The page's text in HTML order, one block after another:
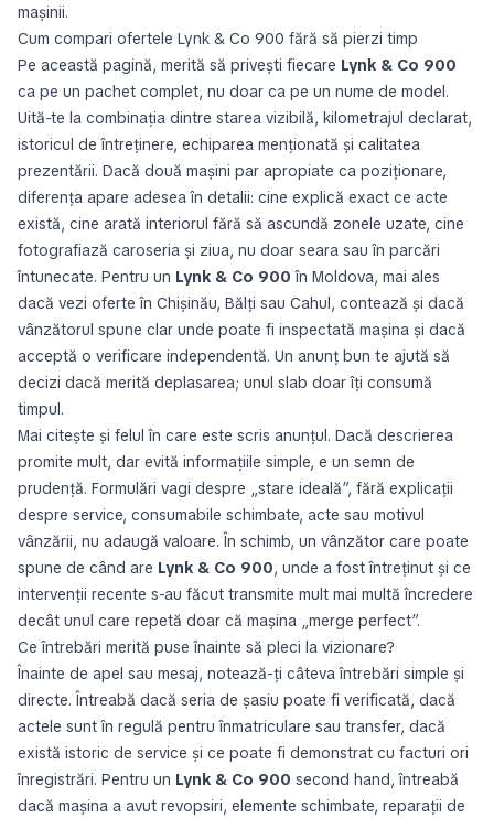
mașinii.
Cum compari ofertele Lynk & Co 900 fără să pierzi timp
Pe această pagină, merită să privești fiecare Lynk & Co 900
ca pe un pachet complet, nu doar ca pe un nume de model.
Uită-te la combinația dintre starea vizibilă, kilometrajul declarat,
istoricul de întreținere, echiparea menționată și calitatea
prezentării. Dacă două mașini par apropiate ca poziționare,
diferența apare adesea în detalii: cine explică exact ce acte
există, cine arată interiorul fără să ascundă zonele uzate, cine
fotografiază caroseria și ziua, nu doar seara sau în parcări
întunecate. Pentru un Lynk & Co 900 în Moldova, mai ales
dacă vezi oferte în Chișinău, Bălți sau Cahul, contează și dacă
vânzătorul spune clar unde poate fi inspectată mașina și dacă
acceptă o verificare independentă. Un anunț bun te ajută să
decizi dacă merită deplasarea; unul slab doar îți consumă
timpul.
Mai citește și felul în care este scris anunțul. Dacă descrierea
promite mult, dar evită informațiile simple, e un semn de
prudență. Formulări vagi despre „stare ideală”, fără explicații
despre service, consumabile schimbate, acte sau motivul
vânzării, nu adaugă valoare. În schimb, un vânzător care poate
spune de când are Lynk & Co 900, unde a fost întreținut și ce
intervenții recente s-au făcut transmite mult mai multă încredere
decât unul care repetă doar că mașina „merge perfect”.
Ce întrebări merită puse înainte să pleci la vizionare?
Înainte de apel sau mesaj, notează-ți câteva întrebări simple și
directe. Întreabă dacă seria de șasiu poate fi verificată, dacă
actele sunt în regulă pentru înmatriculare sau transfer, dacă
există istoric de service și ce poate fi demonstrat cu facturi ori
înregistrări. Pentru un Lynk & Co 900 second hand, întreabă
dacă mașina a avut revopsiri, elemente schimbate, reparații de